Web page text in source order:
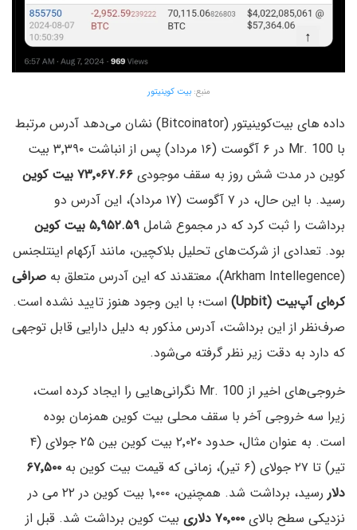
منبع:بیت کوینیتور
داده های بیت‌کوینیتور (Bitcoinator) نشان می‌دهد آدرس مرتبط
با Mr. 100 در ۶ آگوست (۱۶ مرداد) پس از انباشت ۳٬۳۹۰ بیت
کوین در مدت شش روز به سقف موجودی ۷۳٬۰۶۷.۶۶ بیت کوین
رسید. با این حال، در ۷ آگوست (۱۷ مرداد)، این آدرس دو
برداشت را ثبت کرد که در مجموع شامل ۵٬۹۵۲.۵۹ بیت کوین
بود. تعدادی از شرکت‌های تحلیل بلاکچین، مانند آرکهام اینتلجنس
(Arkham Intellegence)، معتقدند که این آدرس متعلق به
صرافی
کره‌ای آپ‌بیت (Upbit)
است؛ با این وجود هنوز تایید نشده است.
صرف‌نظر از این برداشت، آدرس مذکور به دلیل دارایی قابل توجهی
که دارد به دقت زیر نظر گرفته می‌شود.
خروجی‌های اخیر از Mr. 100 نگرانی‌هایی را ایجاد کرده است،
زیرا سه خروجی آخر با سقف محلی بیت کوین همزمان بوده
است. به عنوان مثال، حدود ۲٬۰۲۰ بیت کوین بین ۲۵ جولای (۴
تیر) تا ۲۷ جولای (۶ تیر)، زمانی که قیمت بیت کوین به
۶۷٬۵۰۰
دلار
رسید، برداشت شد. همچنین، ۱٬۰۰۰ بیت کوین در ۲۲ می در
نزدیکی سطح بالای ۷۰٬۰۰۰ دلاری
بیت کوین برداشت شد. قبل از